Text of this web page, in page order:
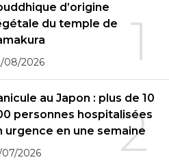
1
d’origine
du temple de
08/2026
2
au Japon : plus de 10
personnes hospitalisées
urgence en une semaine
07/2026